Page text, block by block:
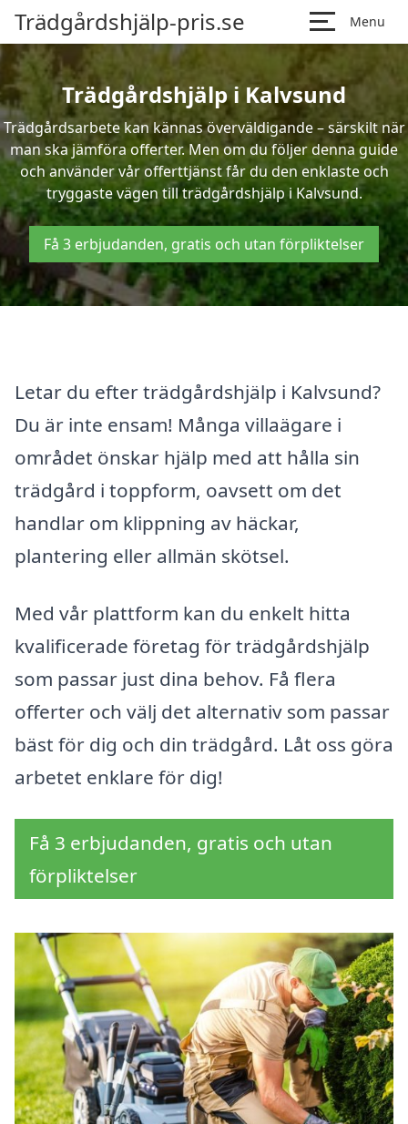
Trädgårdshjälp-pris.se Menu
Trädgårdshjälp i Kalvsund
Trädgårdsarbete kan kännas överväldigande – särskilt när
man ska jämföra offerter. Men om du följer denna guide
och använder vår offerttjänst får du den enklaste och
tryggaste vägen till trädgårdshjälp i Kalvsund.
Få 3 erbjudanden, gratis och utan förpliktelser
Letar du efter trädgårdshjälp i Kalvsund?
Du är inte ensam! Många villaägare i
området önskar hjälp med att hålla sin
trädgård i toppform, oavsett om det
handlar om klippning av häckar,
plantering eller allmän skötsel.
Med vår plattform kan du enkelt hitta
kvalificerade företag för trädgårdshjälp
som passar just dina behov. Få flera
offerter och välj det alternativ som passar
bäst för dig och din trädgård. Låt oss göra
arbetet enklare för dig!
Få 3 erbjudanden, gratis och utan
förpliktelser